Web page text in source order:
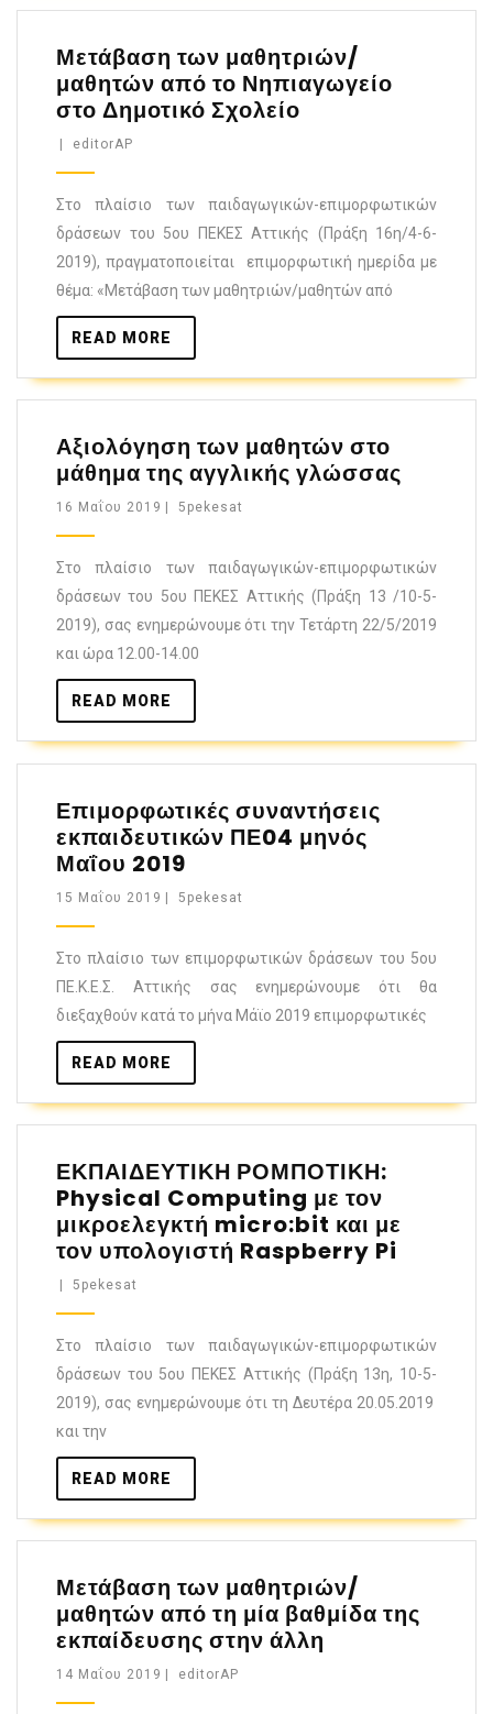
Μετάβαση των μαθητριών/
μαθητών από το Νηπιαγωγείο
στο Δημοτικό Σχολείο
| editorAP
Στο πλαίσιο των παιδαγωγικών-επιμορφωτικών
δράσεων του 5ου ΠΕΚΕΣ Αττικής (Πράξη 16η/4-6-
2019), πραγματοποιείται επιμορφωτική ημερίδα με
θέμα: «Μετάβαση των μαθητριών/μαθητών από
READ MORE
Αξιολόγηση των μαθητών στο
μάθημα της αγγλικής γλώσσας
16 Μαΐου 2019 5pekesat
Στο πλαίσιο των παιδαγωγικών-επιμορφωτικών
δράσεων του 5ου ΠΕΚΕΣ Αττικής (Πράξη 13 /10-5-
2019), σας ενημερώνουμε ότι την Τετάρτη 22/5/2019
και ώρα 12.00-14.00
READ MORE
Επιμορφωτικές συναντήσεις
εκπαιδευτικών ΠΕ04 μηνός
Μαΐου 2019
15 Μαΐου 2019 | 5pekesat
Στο πλαίσιο των επιμορφωτικών δράσεων του 5ου
ΠΕ.Κ.Ε.Σ. Αττικής σας ενημερώνουμε ότι θα
διεξαχθούν κατά το μήνα Μάϊο 2019 επιμορφωτικές
READ MORE
ΕΚΠΑΙΔΕΥΤΙΚΗ ΡΟΜΠΟΤΙΚΗ:
Physical Computing με τον
μικροελεγκτή micro:bit και με
τον υπολογιστή Raspberry Pi
5pekesat
Στο πλαίσιο των παιδαγωγικών-επιμορφωτικών
δράσεων του 5ου ΠΕΚΕΣ Αττικής (Πράξη 13η, 10-5-
2019), σας ενημερώνουμε ότι τη Δευτέρα 20.05.2019
και την
READ MORE
Μετάβαση των μαθητριών/
μαθητών από τη μία βαθμίδα της
εκπαίδευσης στην άλλη
14 Μαΐου 2019 editorAP